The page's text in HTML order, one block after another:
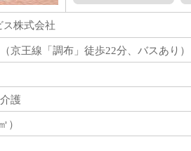
ス株式会社
京王線「調布」徒歩22分、バスあり）
護
）